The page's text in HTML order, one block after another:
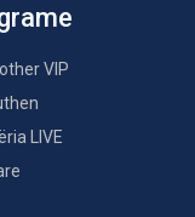
VIP
LIVE